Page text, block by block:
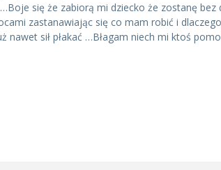
się że zabiorą mi dziecko że zostanę bez
zastanawiając się co mam robić i
sił płakać …Błagam niech mi ktoś